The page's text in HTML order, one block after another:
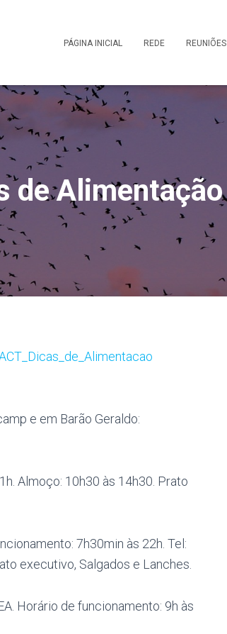
PÁGINA INICIAL REDE REUNIÕES
de Alimentação
e em Barão Geraldo:
Almoço: 10h30 às 14h30. Prato
7h30min às 22h. Tel:
executivo, Salgados e Lanches.
Horário de funcionamento: 9h às